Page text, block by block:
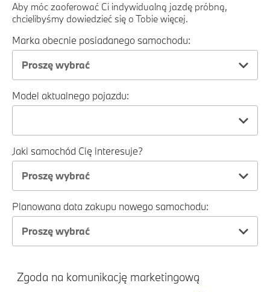
Aby móc zaoferować Ci indywidualną jazdę próbną,
chcielibyśmy dowiedzieć się o Tobie więcej.
Marka obecnie posiadanego samochodu:
Proszę wybrać
Model aktualnego pojazdu:
Jaki samochód Cię interesuje?
Proszę wybrać
Planowana data zakupu nowego samochodu:
Proszę wybrać
Zgoda na komunikację marketingową